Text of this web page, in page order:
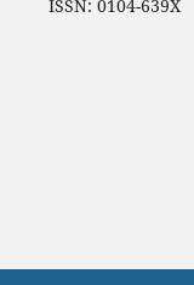
ISSN: 0104-639X